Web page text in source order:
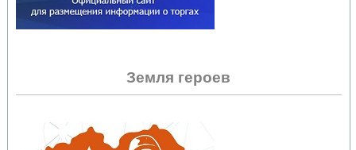
Земля героев